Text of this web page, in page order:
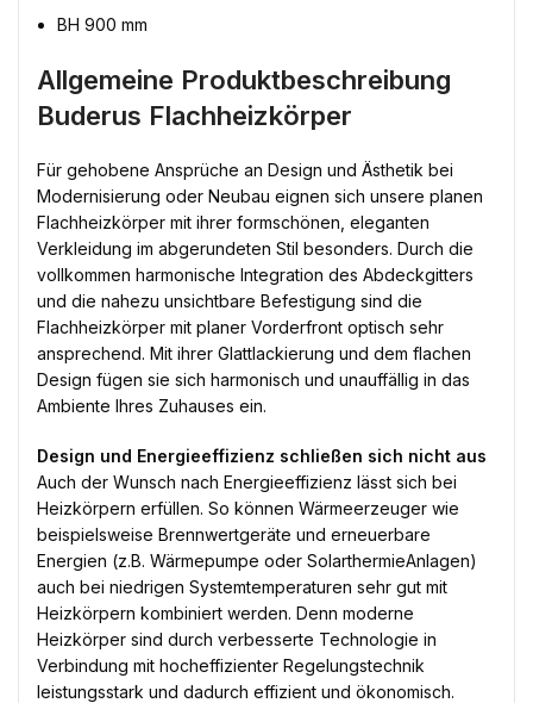
BH 900 mm
Allgemeine Produktbeschreibung
Buderus Flachheizkörper
Für gehobene Ansprüche an Design und Ästhetik bei
Modernisierung oder Neubau eignen sich unsere planen
Flachheizkörper mit ihrer formschönen, eleganten
Verkleidung im abgerundeten Stil besonders. Durch die
vollkommen harmonische Integration des Abdeckgitters
und die nahezu unsichtbare Befestigung sind die
Flachheizkörper mit planer Vorderfront optisch sehr
ansprechend. Mit ihrer Glattlackierung und dem flachen
Design fügen sie sich harmonisch und unauffällig in das
Ambiente Ihres Zuhauses ein.
Design und Energieeffizienz schließen sich nicht aus
Auch der Wunsch nach Energieeffizienz lässt sich bei
Heizkörpern erfüllen. So können Wärmeerzeuger wie
beispielsweise Brennwertgeräte und erneuerbare
Energien (z.B. Wärmepumpe oder SolarthermieAnlagen)
auch bei niedrigen Systemtemperaturen sehr gut mit
Heizkörpern kombiniert werden. Denn moderne
Heizkörper sind durch verbesserte Technologie in
Verbindung mit hocheffizienter Regelungstechnik
leistungsstark und dadurch effizient und ökonomisch.